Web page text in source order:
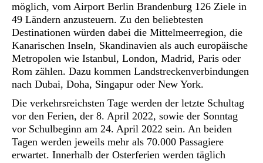
möglich, vom Airport Berlin Brandenburg 126 Ziele in
49 Ländern anzusteuern. Zu den beliebtesten
Destinationen würden dabei die Mittelmeerregion, die
Kanarischen Inseln, Skandinavien als auch europäische
Metropolen wie Istanbul, London, Madrid, Paris oder
Rom zählen. Dazu kommen Landstreckenverbindungen
nach Dubai, Doha, Singapur oder New York.
Die verkehrsreichsten Tage werden der letzte Schultag
vor den Ferien, der 8. April 2022, sowie der Sonntag
vor Schulbeginn am 24. April 2022 sein. An beiden
Tagen werden jeweils mehr als 70.000 Passagiere
erwartet. Innerhalb der Osterferien werden täglich